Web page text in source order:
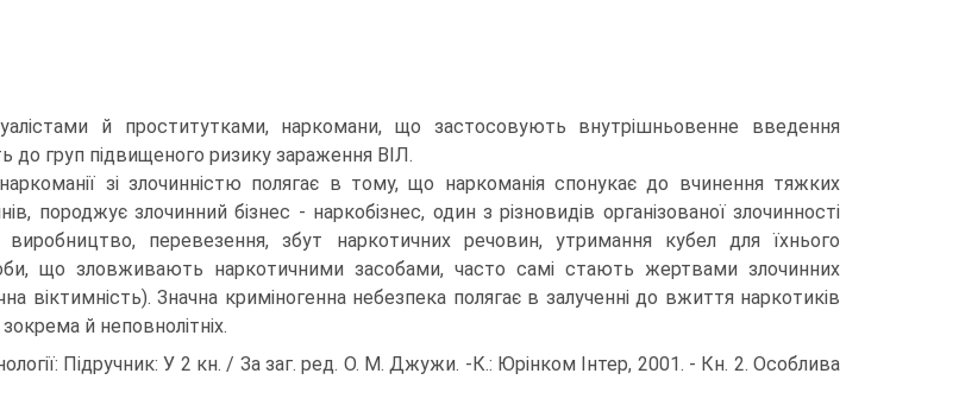
й проститутками, наркомани, що застосовують внутрішньовенне введення
до груп підвищеного ризику зараження ВІЛ.
зі злочинністю полягає в тому, що наркоманія спонукає до вчинення тяжких
породжує злочинний бізнес - наркобізнес, один з різновидів організованої злочинності
перевезення, збут наркотичних речовин, утримання кубел для їхнього
що зловживають наркотичними засобами, часто самі стають жертвами злочинних
віктимність). Значна криміногенна небезпека полягає в залученні до вжиття наркотиків
й неповнолітніх.
Підручник: У 2 кн. / За заг. ред. О. М. Джужи. -К.: Юрінком Інтер, 2001. - Кн. 2. Особлива